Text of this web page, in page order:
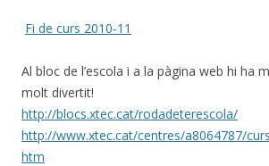
Fi de curs 2010-11
Al bloc de l’escola i a la pàgina web hi ha
molt divertit!
http://blocs.xtec.cat/rodadeterescola/
http://www.xtec.cat/centres/a8064787/
htm